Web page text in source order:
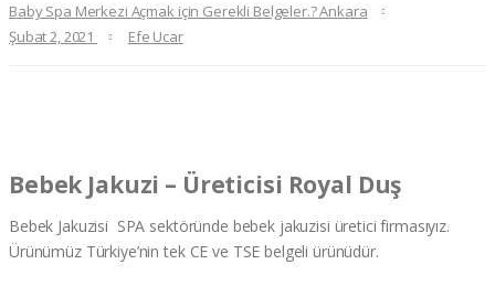
Baby Spa Merkezi Açmak için Gerekli Belgeler.? Ankara
Şubat 2, 2021
Efe Ucar
Bebek Jakuzi – Üreticisi Royal Duş
Bebek Jakuzisi SPA sektöründe bebek jakuzisi üretici firmasıyız.
Ürünümüz Türkiye’nin tek CE ve TSE belgeli ürünüdür.